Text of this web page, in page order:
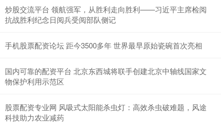
炒股交流平台 领航强军，从胜利走向胜利——习近平主席检阅
抗战胜利纪念日阅兵受阅部队侧记
手机股票配资论坛 距今3500多年 世界最早原始瓷碗首次亮相
国内可靠的配资平台 北京东西城将联手创建北京中轴线国家文
物保护利用示范区
股票配资专业网 风吸式太阳能杀虫灯：高效杀虫破难题，风途
科技助力农业减药